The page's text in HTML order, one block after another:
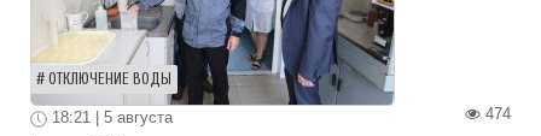
ОТКЛЮЧЕНИЕ ВОДЫ
474
18:21 | 5 августа